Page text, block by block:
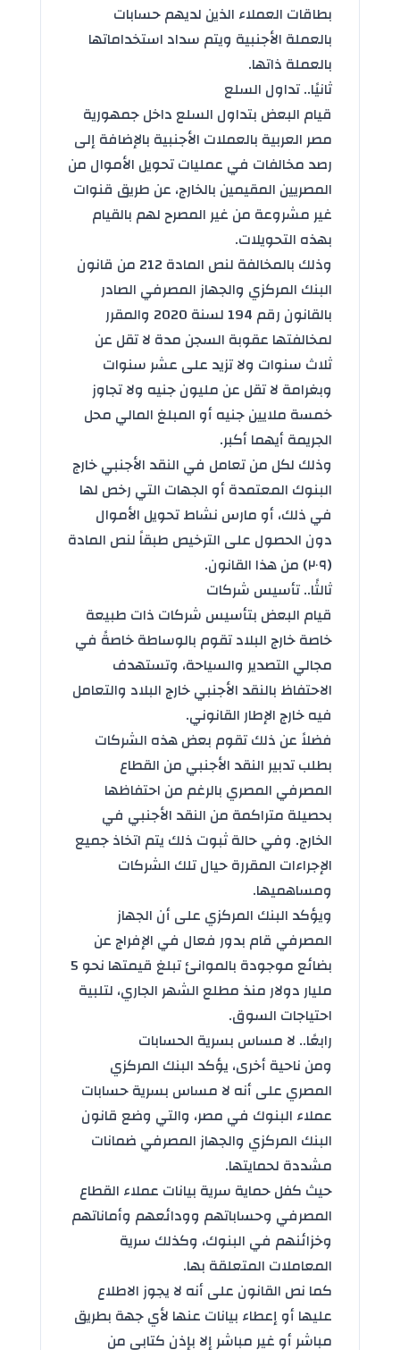
بطاقات العملاء الذين لديهم حسابات
بالعملة الأجنبية ويتم سداد استخداماتها
بالعملة ذاتها.
ثانيًا.. تداول السلع
قيام البعض بتداول السلع داخل جمهورية
مصر العربية بالعملات الأجنبية بالإضافة إلى
رصد مخالفات في عمليات تحويل الأموال من
المصريين المقيمين بالخارج، عن طريق قنوات
غير مشروعة من غير المصرح لهم بالقيام
بهذه التحويلات.
وذلك بالمخالفة لنص المادة 212 من قانون
البنك المركزي والجهاز المصرفي الصادر
بالقانون رقم 194 لسنة 2020 والمقرر
لمخالفتها عقوبة السجن مدة لا تقل عن
ثلاث سنوات ولا تزيد على عشر سنوات
وبغرامة لا تقل عن مليون جنيه ولا تجاوز
خمسة ملايين جنيه أو المبلغ المالي محل
الجريمة أيهما أكبر.
وذلك لكل من تعامل في النقد الأجنبي خارج
البنوك المعتمدة أو الجهات التي رخص لها
في ذلك، أو مارس نشاط تحويل الأموال
دون الحصول على الترخيص طبقاً لنص المادة
(۲۰۹) من هذا القانون.
ثالثًا.. تأسيس شركات
قيام البعض بتأسيس شركات ذات طبيعة
خاصة خارج البلاد تقوم بالوساطة خاصةً في
مجالي التصدير والسياحة، وتستهدف
الاحتفاظ بالنقد الأجنبي خارج البلاد والتعامل
فيه خارج الإطار القانوني.
فضلاً عن ذلك تقوم بعض هذه الشركات
بطلب تدبير النقد الأجنبي من القطاع
المصرفي المصري بالرغم من احتفاظها
بحصيلة متراكمة من النقد الأجنبي في
الخارج. وفي حالة ثبوت ذلك يتم اتخاذ جميع
الإجراءات المقررة حيال تلك الشركات
ومساهميها.
ويؤكد البنك المركزي على أن الجهاز
المصرفي قام بدور فعال في الإفراج عن
بضائع موجودة بالموانئ تبلغ قيمتها نحو 5
مليار دولار منذ مطلع الشهر الجاري، لتلبية
احتياجات السوق.
رابعًا.. لا مساس بسرية الحسابات
ومن ناحية أخرى، يؤكد البنك المركزي
المصري على أنه لا مساس بسرية حسابات
عملاء البنوك في مصر، والتي وضع قانون
البنك المركزي والجهاز المصرفي ضمانات
مشددة لحمايتها.
حيث كفل حماية سرية بيانات عملاء القطاع
المصرفي وحساباتهم وودائعهم وأماناتهم
وخزائنهم في البنوك، وكذلك سرية
المعاملات المتعلقة بها.
كما نص القانون على أنه لا يجوز الاطلاع
عليها أو إعطاء بيانات عنها لأي جهة بطريق
مباشر أو غير مباشر إلا بإذن كتابي من